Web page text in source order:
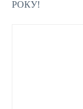
РОКУ!